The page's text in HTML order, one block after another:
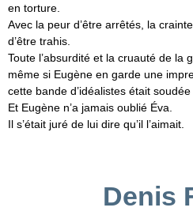
en torture.
Avec la peur d’être arrêtés, la
d’être trahis.
Toute l’absurdité et la cruauté de la
même si Eugène en garde une
cette bande d’idéalistes était
Et Eugène n’a jamais oublié Éva.
Il s’était juré de lui dire qu’il l’aimait.
Denis